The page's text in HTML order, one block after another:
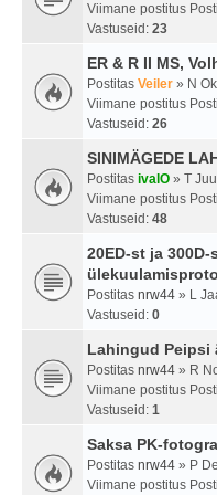
Viimane postitus
Vastuseid: 23
ER & R II MS,
Postitas Veiler » N
Viimane postitus
Vastuseid: 26
SINIMÄGEDE
Postitas ivalO » T
Viimane postitus
Vastuseid: 48
20ED-st ja
Postitas nrw44 » L
Vastuseid: 0
Lahingud Peipsi
Postitas nrw44 » R
Viimane postitus
Vastuseid: 1
Saksa PK-
Postitas nrw44 » P
Viimane postitus